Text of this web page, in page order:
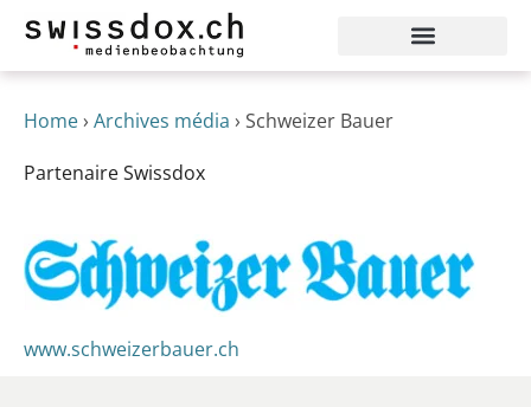
Home› Archives média › Schweizer Bauer
Partenaire Swissdox
www.schweizerbauer.ch